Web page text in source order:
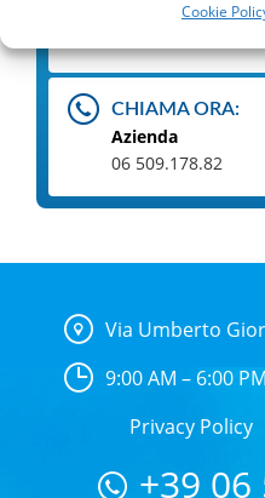
Cookie
DOVE SIAMO:
CHIAMA ORA:
Azienda
06 509.178.82
Via Umberto
9:00 AM – 6:00
Privacy Policy
+39 06